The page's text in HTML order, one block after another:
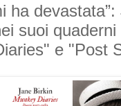
ha
suoi quaderni
e "Post